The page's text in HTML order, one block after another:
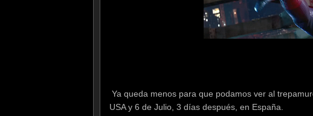
Ya queda menos para que podamos ver al
USA y 6 de Julio, 3 días después, en España.